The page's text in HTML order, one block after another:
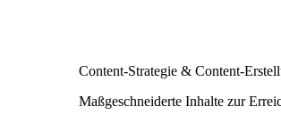
Content-Strategie & Content-
Maßgeschneiderte Inhalte zur